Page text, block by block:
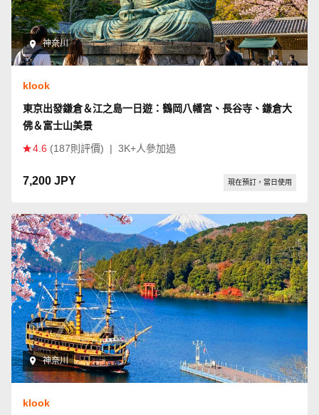
神奈川
klook
東京出發鎌倉＆江之島一日遊：鶴岡八幡宮、長谷寺、鎌倉大
佛＆富士山美景
4.6 (187則評價) | 3K+人參加過
7,200 JPY 現在預訂，當日使用
神奈川
klook